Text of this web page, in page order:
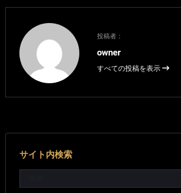
投稿者：
owner
すべての投稿を表示
サイト内検索